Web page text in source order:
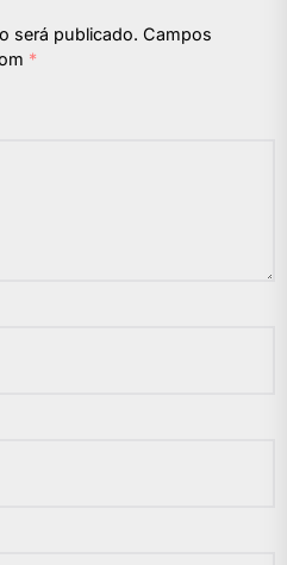
será publicado. Campos
*